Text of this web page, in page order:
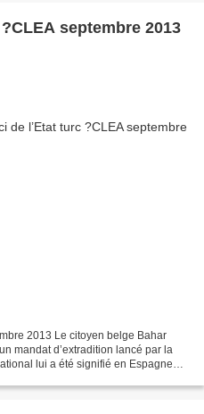
septembre 2013
2013 Le citoyen belge Bahar
mandat d’extradition lancé par la
lui a été signifié en Espagne